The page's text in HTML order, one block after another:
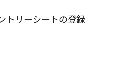
トリーシートの登録